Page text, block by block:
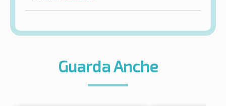
Guarda Anche